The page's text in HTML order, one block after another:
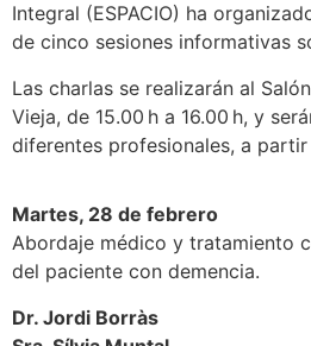
Integral (ESPACIO) ha
de cinco sesiones informativas
Las charlas se realizarán al
Vieja, de 15.00 h a 16.00 h, y
diferentes profesionales, a
Martes, 28 de febrero
Abordaje médico y tratamiento
del paciente con demencia.
Dr. Jordi Borràs